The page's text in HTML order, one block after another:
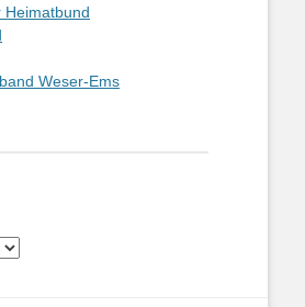
Heimatbund
Weser-Ems